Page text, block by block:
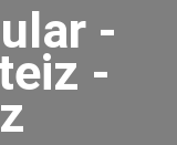
-
-